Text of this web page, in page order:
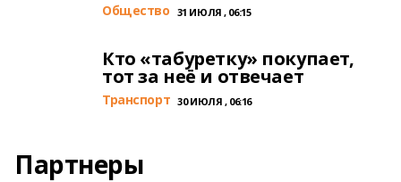
Общество 31 ИЮЛЯ , 06:15
Кто «табуретку» покупает,
тот за неё и отвечает
Транспорт 30 ИЮЛЯ , 06:16
Партнеры